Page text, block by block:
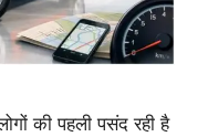
की पहली पसंद रही है